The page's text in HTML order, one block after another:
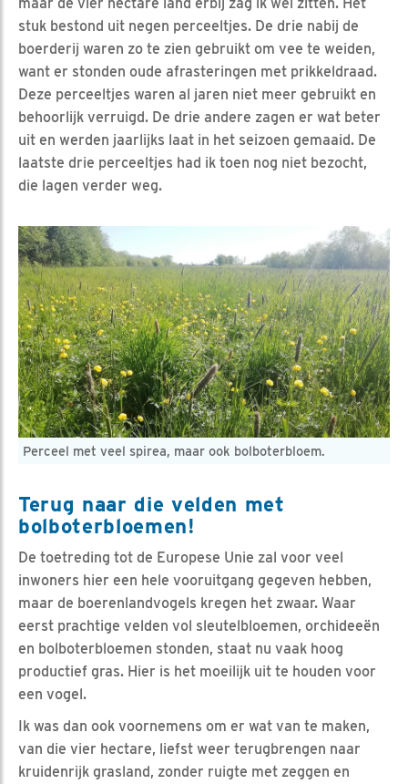
stuk bestond uit negen perceeltjes. De drie nabij de
boerderij waren zo te zien gebruikt om vee te weiden,
want er stonden oude afrasteringen met prikkeldraad.
Deze perceeltjes waren al jaren niet meer gebruikt en
behoorlijk verruigd. De drie andere zagen er wat beter
uit en werden jaarlijks laat in het seizoen gemaaid. De
laatste drie perceeltjes had ik toen nog niet bezocht,
die lagen verder weg.
Perceel met veel spirea, maar ook bolboterbloem.
Terug naar die velden met
bolboterbloemen!
De toetreding tot de Europese Unie zal voor veel
inwoners hier een hele vooruitgang gegeven hebben,
maar de boerenlandvogels kregen het zwaar. Waar
eerst prachtige velden vol sleutelbloemen, orchideeën
en bolboterbloemen stonden, staat nu vaak hoog
productief gras. Hier is het moeilijk uit te houden voor
een vogel.
Ik was dan ook voornemens om er wat van te maken,
van die vier hectare, liefst weer terugbrengen naar
kruidenrijk grasland, zonder ruigte met zeggen en